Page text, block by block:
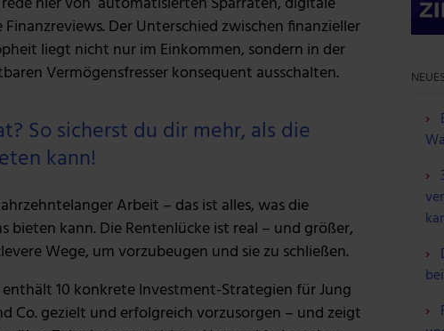
Der Unterschied zwischen finanzieller
liegt nicht nur im Einkommen, sondern in der
Vermögensfresser konsequent ausschalten.
So sicherst du dir mehr, als die
kann!
Arbeit – das ist alles, was die
bieten kann. Die Rentenlücke ist real – und größer,
Wege, um vorzubeugen und sie zu schließen.
10 konkrete Investment-Strategien für Jung
Co. gezielt und erfolgreich vorzusorgen – und zeigt